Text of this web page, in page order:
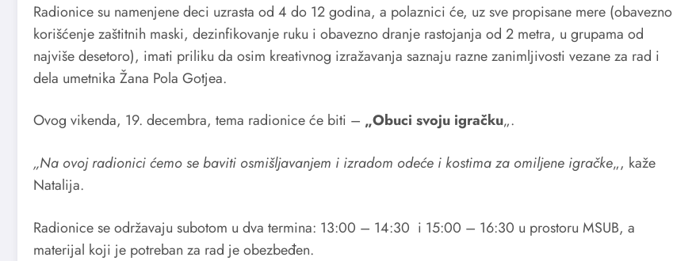
Radionice su namenjene deci uzrasta od 4 do 12 godina, a polaznici će, uz sve propisane mere (obavezno
korišćenje zaštitnih maski, dezinfikovanje ruku i obavezno dranje rastojanja od 2 metra, u grupama od
najviše desetoro), imati priliku da osim kreativnog izražavanja saznaju razne zanimljivosti vezane za rad i
dela umetnika Žana Pola Gotjea.
Ovog vikenda, 19. decembra, tema radionice će biti – „Obuci svoju igračku„.
„Na ovoj radionici ćemo se baviti osmišljavanjem i izradom odeće i kostima za omiljene igračke„, kaže
Natalija.
Radionice se održavaju subotom u dva termina: 13:00 – 14:30 i 15:00 – 16:30 u prostoru MSUB, a
materijal koji je potreban za rad je obezbeđen.